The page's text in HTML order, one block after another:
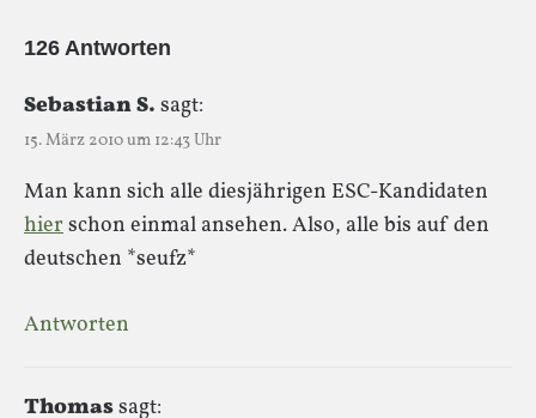
126 Antworten
Sebastian S. sagt:
15. März 2010 um 12:43 Uhr
Man kann sich alle diesjährigen ESC-Kandidaten
hierschon einmal ansehen. Also, alle bis auf den
deutschen *seufz*
Antworten
Thomassagt: